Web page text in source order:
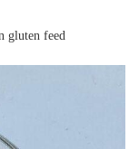
gluten feed